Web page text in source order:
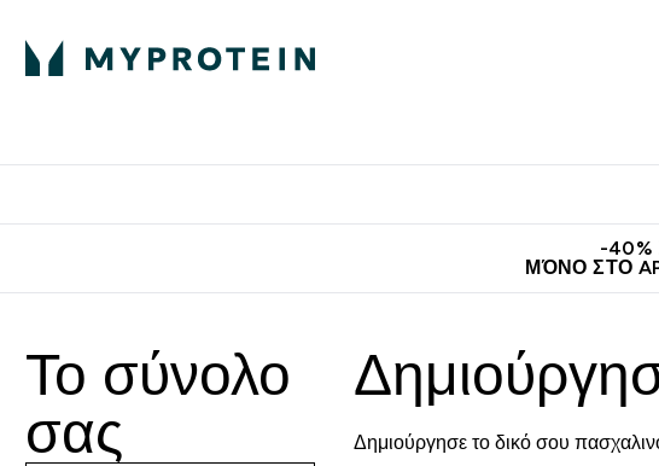
-40%
ΜΌΝΟ ΣΤΟ
Το σύνολο
σας
Δημιούργησε το δικό σου